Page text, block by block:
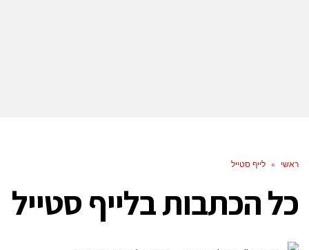
ראשי » לייף סטייל
כל הכתבות בלייף סטייל